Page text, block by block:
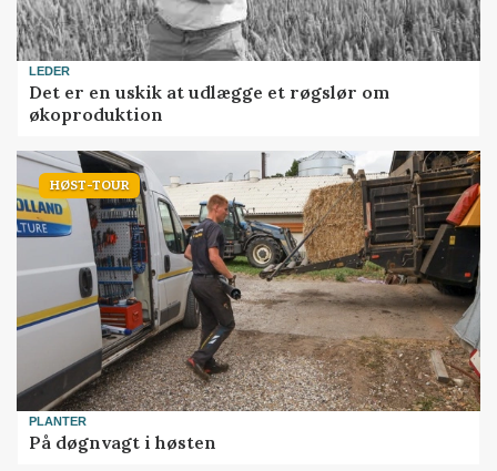
LEDER
Det er en uskik at udlægge et røgslør om
økoproduktion
HØST-TOUR
PLANTER
På døgnvagt i høsten